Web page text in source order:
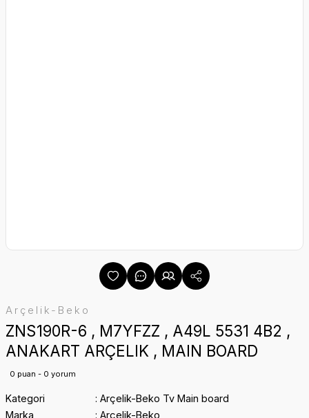
Arçelik-Beko
ZNS190R-6 , M7YFZZ , A49L 5531 4B2 ,
ANAKART ARÇELIK , MAIN BOARD
0 puan - 0 yorum
Kategori
Arçelik-Beko Tv Main board
Marka
Arçelik-Beko